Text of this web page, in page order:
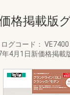
格掲載版
ログコード： VE7400
年4月1日新価格掲載